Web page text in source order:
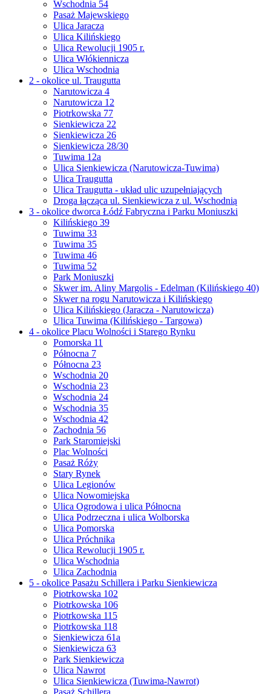
Wschodnia 54
Pasaż Majewskiego
Ulica Jaracza
Ulica Kilińskiego
Ulica Rewolucji 1905 r.
Ulica Włókiennicza
Ulica Wschodnia
2 - okolice ul. Traugutta
Narutowicza 4
Narutowicza 12
Piotrkowska 77
Sienkiewicza 22
Sienkiewicza 26
Sienkiewicza 28/30
Tuwima 12a
Ulica Sienkiewicza (Narutowicza-Tuwima)
Ulica Traugutta
Ulica Traugutta - układ ulic uzupełniających
Droga łącząca ul. Sienkiewicza z ul. Wschodnią
3 - okolice dworca Łódź Fabryczna i Parku Moniuszki
Kilińskiego 39
Tuwima 33
Tuwima 35
Tuwima 46
Tuwima 52
Park Moniuszki
Skwer im. Aliny Margolis - Edelman (Kilińskiego 40)
Skwer na rogu Narutowicza i Kilińskiego
Ulica Kilińskiego (Jaracza - Narutowicza)
Ulica Tuwima (Kilińskiego - Targowa)
4 - okolice Placu Wolności i Starego Rynku
Pomorska 11
Północna 7
Północna 23
Wschodnia 20
Wschodnia 23
Wschodnia 24
Wschodnia 35
Wschodnia 42
Zachodnia 56
Park Staromiejski
Plac Wolności
Pasaż Róży
Stary Rynek
Ulica Legionów
Ulica Nowomiejska
Ulica Ogrodowa i ulica Północna
Ulica Podrzeczna i ulica Wolborska
Ulica Pomorska
Ulica Próchnika
Ulica Rewolucji 1905 r.
Ulica Wschodnia
Ulica Zachodnia
5 - okolice Pasażu Schillera i Parku Sienkiewicza
Piotrkowska 102
Piotrkowska 106
Piotrkowska 115
Piotrkowska 118
Sienkiewicza 61a
Sienkiewicza 63
Park Sienkiewicza
Ulica Nawrot
Ulica Sienkiewicza (Tuwima-Nawrot)
Pasaż Schillera